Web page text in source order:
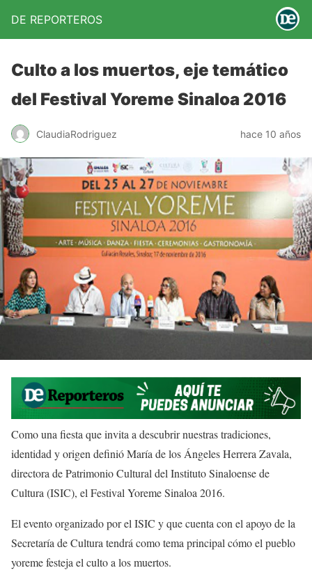
DE REPORTEROS
Culto a los muertos, eje temático
del Festival Yoreme Sinaloa 2016
ClaudiaRodriguez hace 10 años
Como una fiesta que invita a descubrir nuestras tradiciones,
identidad y origen definió María de los Ángeles Herrera Zavala,
directora de Patrimonio Cultural del Instituto Sinaloense de
Cultura (ISIC), el Festival Yoreme Sinaloa 2016.
El evento organizado por el ISIC y que cuenta con el apoyo de la
Secretaría de Cultura tendrá como tema principal cómo el pueblo
yoreme festeja el culto a los muertos.